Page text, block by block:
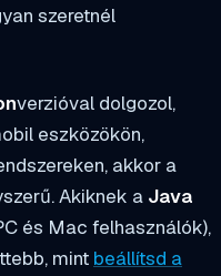
szeretnél
verzióval dolgozol,
eszközökön,
akkor a
Akiknek a Java
és Mac felhasználók),
mint beállítsd a